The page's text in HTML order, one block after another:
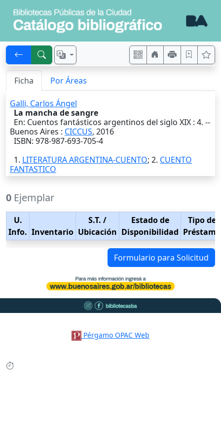
Ficha Por Áreas
Galli, Carlos Ángel
La mancha de sangre
En: Cuentos fantásticos argentinos del siglo XIX : 4. --
Buenos Aires : CICCUS, 2016
ISBN: 978-987-693-705-4
1. LITERATURA ARGENTINA-CUENTO; 2. CUENTO
FANTASTICO
0 Ejemplar
U.
Info. Inventario
S.T. /
Ubicación
Estado de
Disponibilidad
Tipo de
Préstamo
Formulario para Solicitud
Pérgamo OPAC Web